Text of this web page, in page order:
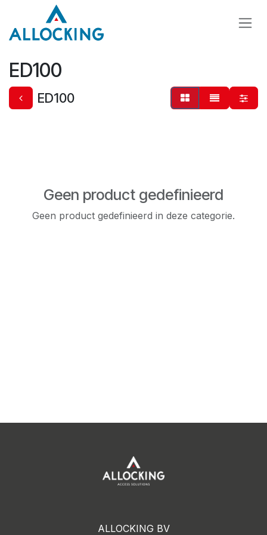
Overslaan naar inhoud
ED100
ED100
Geen product gedefinieerd
Geen product gedefinieerd in deze categorie.
ALLOCKING BV